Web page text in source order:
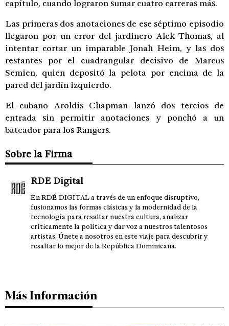
capítulo, cuando lograron sumar cuatro carreras más.
Las primeras dos anotaciones de ese séptimo episodio
llegaron por un error del jardinero Alek Thomas, al
intentar cortar un imparable Jonah Heim, y las dos
restantes por el cuadrangular decisivo de Marcus
Semien, quien depositó la pelota por encima de la
pared del jardín izquierdo.
El cubano Aroldis Chapman lanzó dos tercios de
entrada sin permitir anotaciones y ponchó a un
bateador para los Rangers.
Sobre la Firma
RDE Digital
En RDÉ DIGITAL a través de un enfoque disruptivo,
fusionamos las formas clásicas y la modernidad de la
tecnología para resaltar nuestra cultura, analizar
críticamente la política y dar voz a nuestros talentosos
artistas. Únete a nosotros en este viaje para descubrir y
resaltar lo mejor de la República Dominicana.
Más Información